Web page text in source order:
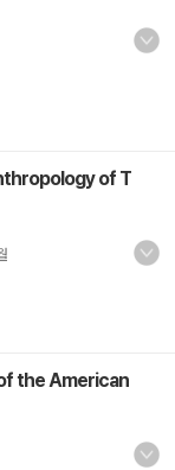
of T
the American